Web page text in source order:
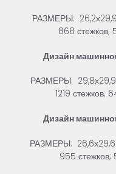
РАЗМЕРЫ:
868 стежков;
Дизайн
РАЗМЕРЫ:
1219 стежков;
Дизайн
РАЗМЕРЫ:
955 стежков;